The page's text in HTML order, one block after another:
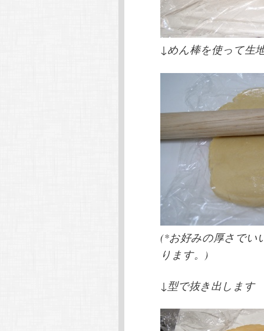
↓めん棒を使って生
(*お好みの厚さでい
ります。)
↓型で抜き出します